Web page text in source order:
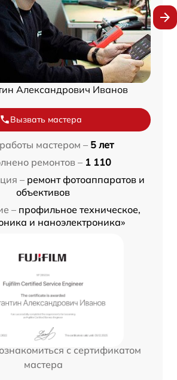
Александрович Иванов
Вызвать мастера
мастером – 5 лет
ремонтов – 1 110
– ремонт фотоаппаратов и
объективов
– профильное техническое,
и наноэлектроника»
с сертификатом
мастера